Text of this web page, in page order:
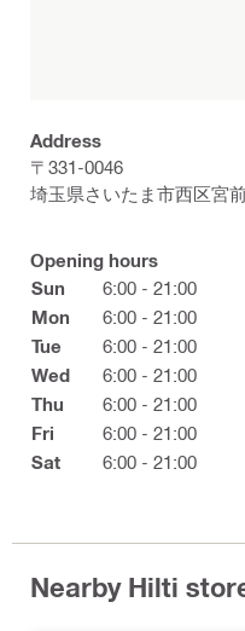
Address
〒331-0046
埼玉県さいたま市西区宮
Opening hours
Sun
6:00 - 21:00
Mon
6:00 - 21:00
Tue
6:00 - 21:00
Wed
6:00 - 21:00
Thu
6:00 - 21:00
Fri
6:00 - 21:00
Sat
6:00 - 21:00
Nearby Hilti